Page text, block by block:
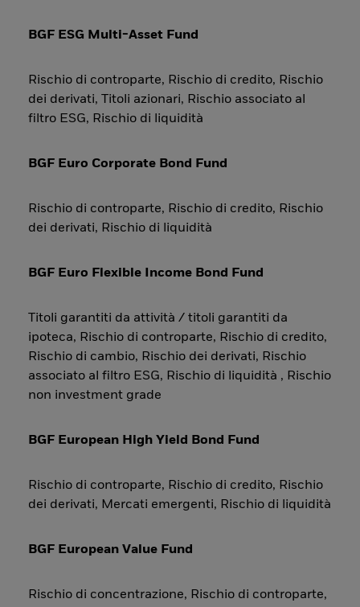
BGF ESG Multi-Asset Fund
Rischio di controparte, Rischio di credito, Rischio
dei derivati, Titoli azionari, Rischio associato al
filtro ESG, Rischio di liquidità
BGF Euro Corporate Bond Fund
Rischio di controparte, Rischio di credito, Rischio
dei derivati, Rischio di liquidità
BGF Euro Flexible Income Bond Fund
Titoli garantiti da attività / titoli garantiti da
ipoteca, Rischio di controparte, Rischio di credito,
Rischio di cambio, Rischio dei derivati, Rischio
associato al filtro ESG, Rischio di liquidità , Rischio
non investment grade
BGF European High Yield Bond Fund
Rischio di controparte, Rischio di credito, Rischio
dei derivati, Mercati emergenti, Rischio di liquidità
BGF European Value Fund
Rischio di concentrazione, Rischio di controparte,